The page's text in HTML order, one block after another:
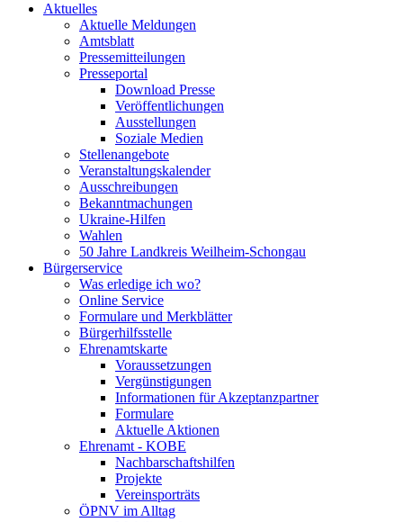
Aktuelles
Aktuelle Meldungen
Amtsblatt
Pressemitteilungen
Presseportal
Download Presse
Veröffentlichungen
Ausstellungen
Soziale Medien
Stellenangebote
Veranstaltungskalender
Ausschreibungen
Bekanntmachungen
Ukraine-Hilfen
Wahlen
50 Jahre Landkreis Weilheim-Schongau
Bürgerservice
Was erledige ich wo?
Online Service
Formulare und Merkblätter
Bürgerhilfsstelle
Ehrenamtskarte
Voraussetzungen
Vergünstigungen
Informationen für Akzeptanzpartner
Formulare
Aktuelle Aktionen
Ehrenamt - KOBE
Nachbarschaftshilfen
Projekte
Vereinsporträts
ÖPNV im Alltag